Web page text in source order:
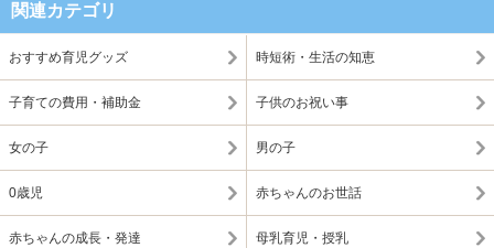
関連カテゴリ
おすすめ育児グッズ 時短術・生活の知恵
子育ての費用・補助金 子供のお祝い事
女の子 男の子
0歳児 赤ちゃんのお世話
赤ちゃんの成長・発達 母乳育児・授乳